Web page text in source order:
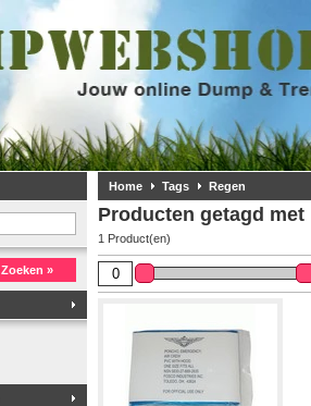
Zoeken »
Home Tags Regen
Producten getagd met
1 Product(en)